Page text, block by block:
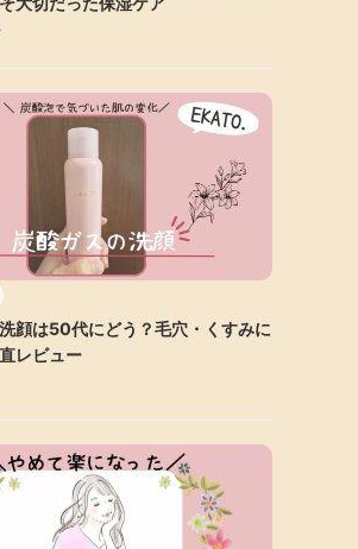
顔は50代にどう？毛穴・くすみに
レビュー